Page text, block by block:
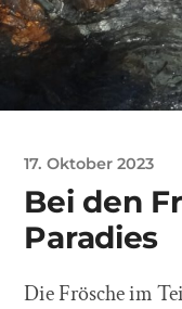
17. Oktober 2023
Bei den
Paradies
Die Frösche im